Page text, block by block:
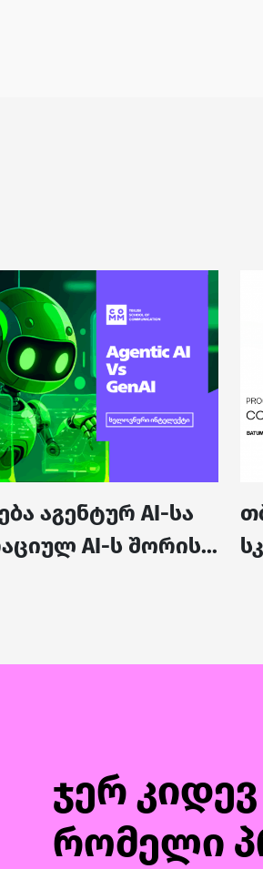
აგენტურ AI-სა
AI-ს შორის...
ჯერ
რომელი